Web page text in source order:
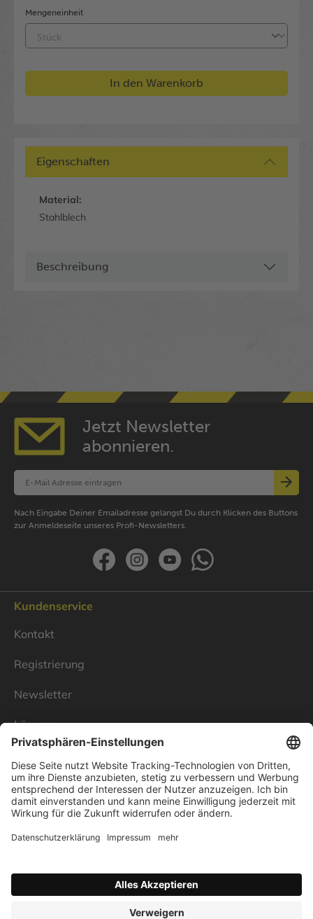
Mengeneinheit
In den Warenkorb
Eigenschaften
Material:
Stahlblech
Beschreibung
Jetzt Newsletter
abonnieren.
Nach Eingabe Deiner Emailadresse gelangst Du durch Klicken des Buttons
zur Anmeldeseite unseres Profi-Newsletters.
Kundenservice
Kontakt
Registrierung
Newsletter
Lösungen
Über Linnenbecker
Unsere Standorte
Unternehmen
Datenschutz